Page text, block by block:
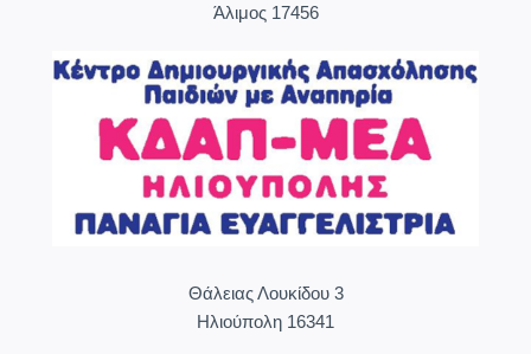
Άλιμος 17456
Θάλειας Λουκίδου 3
Ηλιούπολη 16341